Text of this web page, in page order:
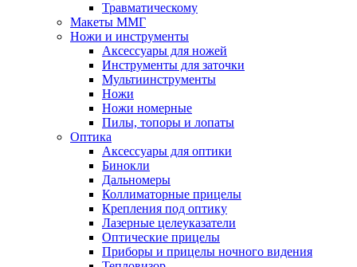
Травматическому
Макеты ММГ
Ножи и инструменты
Аксессуары для ножей
Инструменты для заточки
Мультиинструменты
Ножи
Ножи номерные
Пилы, топоры и лопаты
Оптика
Аксессуары для оптики
Бинокли
Дальномеры
Коллиматорные прицелы
Крепления под оптику
Лазерные целеуказатели
Оптические прицелы
Приборы и прицелы ночного видения